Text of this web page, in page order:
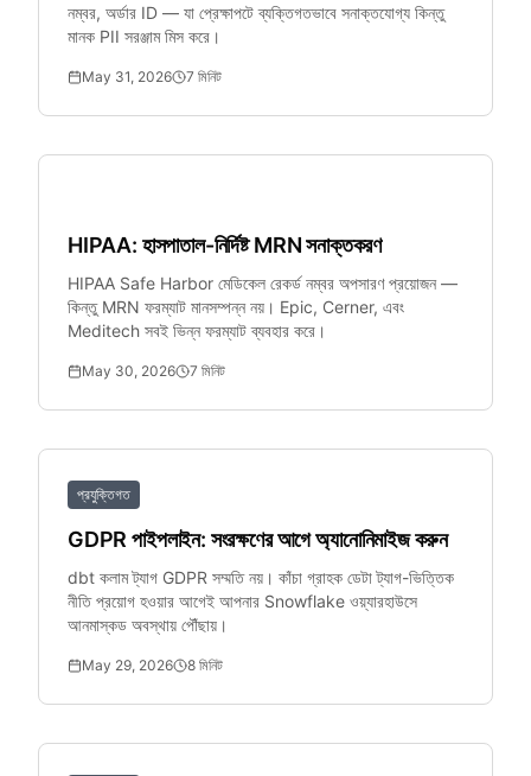
নম্বর, অর্ডার ID — যা প্রেক্ষাপটে ব্যক্তিগতভাবে সনাক্তযোগ্য কিন্তু
মানক PII সরঞ্জাম মিস করে।
May 31, 2026 7 মিনিট
HIPAA: হাসপাতাল-নির্দিষ্ট MRN সনাক্তকরণ
HIPAA Safe Harbor মেডিকেল রেকর্ড নম্বর অপসারণ প্রয়োজন —
কিন্তু MRN ফরম্যাট মানসম্পন্ন নয়। Epic, Cerner, এবং
Meditech সবই ভিন্ন ফরম্যাট ব্যবহার করে।
May 30, 2026 7 মিনিট
প্রযুক্তিগত
GDPR পাইপলাইন: সংরক্ষণের আগে অ্যানোনিমাইজ করুন
dbt কলাম ট্যাগ GDPR সম্মতি নয়। কাঁচা গ্রাহক ডেটা ট্যাগ-ভিত্তিক
নীতি প্রয়োগ হওয়ার আগেই আপনার Snowflake ওয়্যারহাউসে
আনমাস্কড অবস্থায় পৌঁছায়।
May 29, 2026 8 মিনিট